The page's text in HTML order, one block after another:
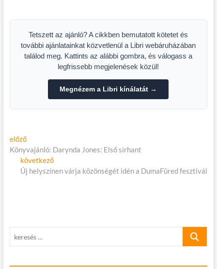
DALVERSENYEN
prímet
Tetszett az ajánló? A cikkben bemutatott kötetet és
további ajánlatainkat közvetlenül a Libri webáruházában
találod meg. Kattints az alábbi gombra, és válogass a
legfrissebb megjelenések közül!
Megnézem a Libri kínálatát →
Bejegyzés
navigáció
előzőElőző
cikk:
Könyvajánló: Darynda Jones: Első sírhant
következőKövetkező
cikk:
Új helyszínen várja közönségét idén a DumaFüred fesztivál
keresés